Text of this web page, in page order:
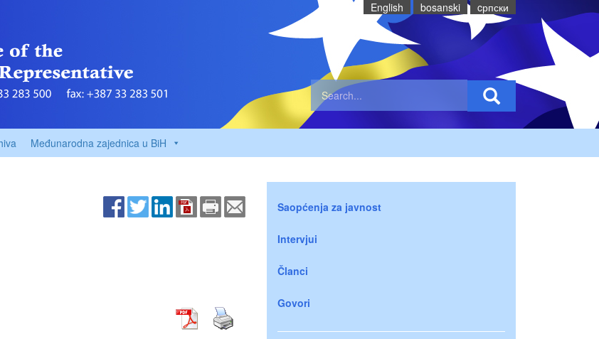
English bosanski cрпски
Međunarodna zajednica u BiH
Saopćenja za javnost
Intervjui
Članci
Govori